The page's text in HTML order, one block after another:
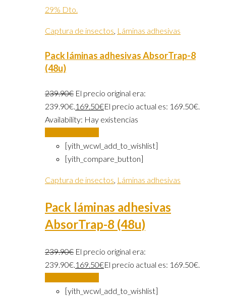
29% Dto.
Captura de insectos, Láminas adhesivas
Pack láminas adhesivas AbsorTrap-8
(48u)
239.90€ El precio original era:
239.90€. 169.50€El precio actual es: 169.50€.
Availability: Hay existencias
[yith_wcwl_add_to_wishlist]
[yith_compare_button]
Captura de insectos Láminas adhesivas
Pack láminas adhesivas
AbsorTrap-8 (48u)
239.90€ El precio original era:
239.90€. 169.50€El precio actual es: 169.50€.
[yith_wcwl_add_to_wishlist]